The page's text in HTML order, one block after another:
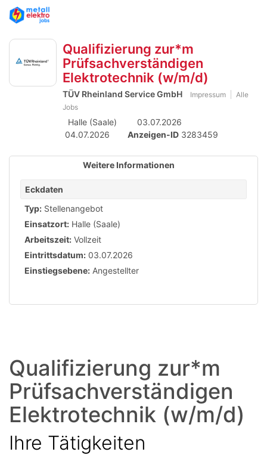
Accessibility
Modus
Navigation
Inhalt
von
mobilem
Endgerät
Qualifizierung zur*m
Prüfsachverständigen
Elektrotechnik (w/m/d)
TÜV Rheinland Service GmbH Impressum
Alle
Jobs
Halle (Saale)
03.07.2026
04.07.2026
Anzeigen-ID 3283459
Weitere Informationen
Eckdaten
Typ: Stellenangebot
Einsatzort: Halle (Saale)
Arbeitszeit: Vollzeit
Eintrittsdatum: 03.07.2026
Einstiegsebene: Angestellter
Qualifizierung zur*m
Prüfsachverständigen
Elektrotechnik (w/m/d)
Ihre Tätigkeiten